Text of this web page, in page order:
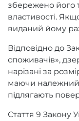
збережено його
властивості.
виданий йому
Відповідно до
споживачів»,
нарізані за
маючи належний
підлягають
Стаття 9 Закону